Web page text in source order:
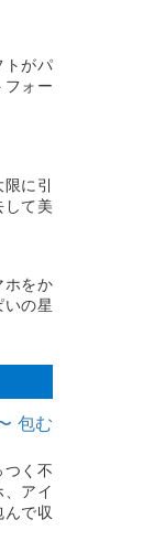
トがパ
ォー
に引
て美
ホをか
の星
包む
く不
アイ
で収